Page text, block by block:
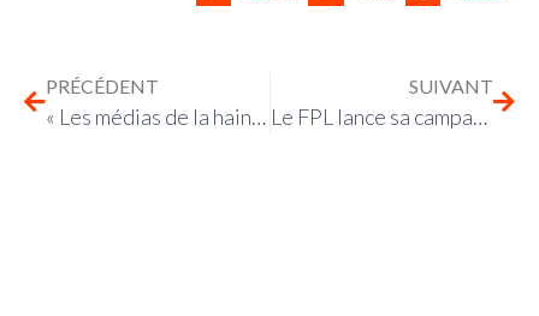
PRÉCÉDENT
« Les médias de la haine », pourquoi?
SUIVANT
Le FPL lance sa campagne de dons 2025 : soutenez-nous